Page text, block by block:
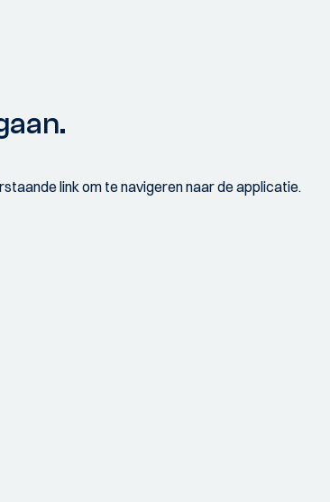
link om te navigeren naar de applicatie.